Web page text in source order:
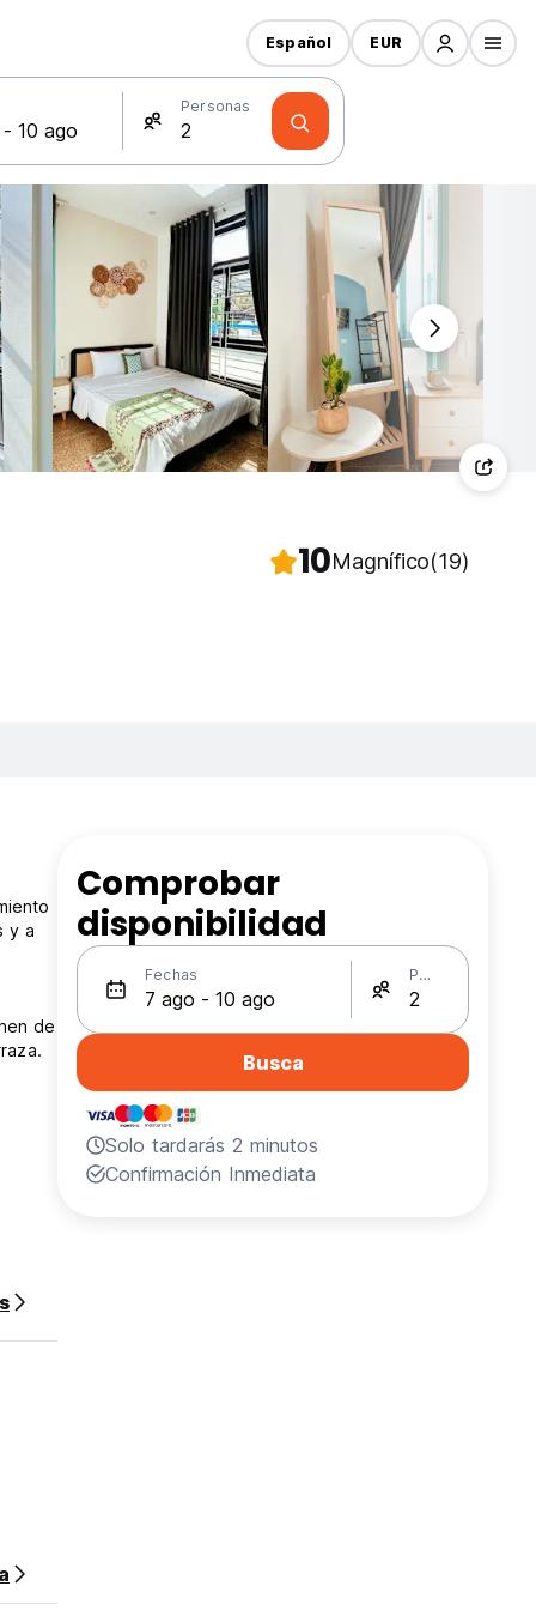
Personas
Español EUR
10Magnífico(19)
y a
de
Comprobar
disponibilidad
Fechas Personas
Busca
Solo tardarás 2 minutos
Confirmación Inmediata